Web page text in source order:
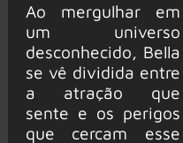
Ao mergulhar em
um universo
desconhecido, Bella
se vê dividida entre
a atração que
sente e os perigos
que cercam esse